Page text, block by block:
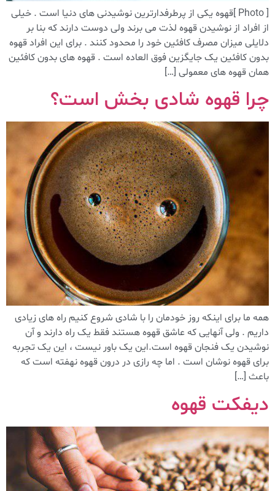
[ Photo ]قهوه یکی از پرطرفدارترین نوشیدنی های دنیا است . خیلی
از افراد از نوشیدن قهوه لذت می برند ولی دوست دارند که بنا بر
دلایلی میزان مصرف کافئین خود را محدود کنند . برای این افراد قهوه
بدون کافئین یک جایگزین فوق العاده است . قهوه های بدون کافئین
همان قهوه های معمولی […]
چرا قهوه شادی بخش است؟
همه ما برای اینکه روز خودمان را با شادی شروع کنیم راه های زیادی
داریم . ولی آنهایی که عاشق قهوه هستند فقط یک راه دارند و آن
نوشیدن یک فنجان قهوه است.این یک باور نیست ، این یک تجربه
برای قهوه نوشان است . اما چه رازی در درون قهوه نهفته است که
باعث […]
دیفکت قهوه